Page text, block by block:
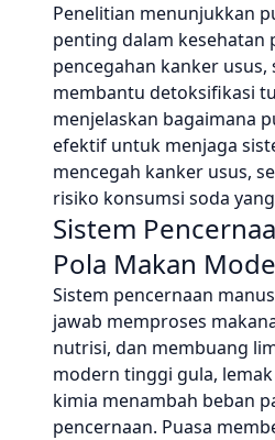
Penelitian menunjukkan
penting dalam kesehatan
pencegahan kanker usus,
membantu detoksifikasi
menjelaskan bagaimana
efektif untuk menjaga
mencegah kanker usus,
risiko konsumsi soda
Sistem
Pola Makan
Sistem pencernaan
jawab memproses
nutrisi, dan membuang
modern tinggi gula,
kimia menambah beban
pencernaan. Puasa